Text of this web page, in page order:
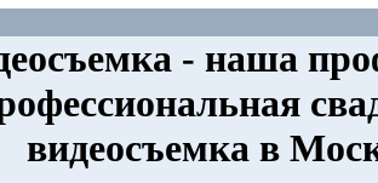
- наша
видеосъемка в